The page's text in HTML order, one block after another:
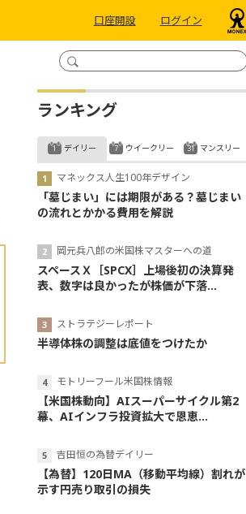
口座開設 ログイン
ランキング
デイリー
マネックス人生100年デザイン
「墓じまい」には期限がある？墓じまい
の流れとかかる費用を解説
岡元兵八郎の米国株マスターへの道
スペースＸ［SPCX］上場後初の決算発
表、数字は良かったが株価が下落...
ストラテジーレポート
半導体株の調整は底値をつけたか
モトリーフール米国株情報
【米国株動向】AIスーパーサイクル第2
幕、AIインフラ投資拡大で恩恵...
吉田恒の為替デイリー
【為替】120日MA（移動平均線）割れが
示す円売り取引の損失
ウイークリー マンスリー